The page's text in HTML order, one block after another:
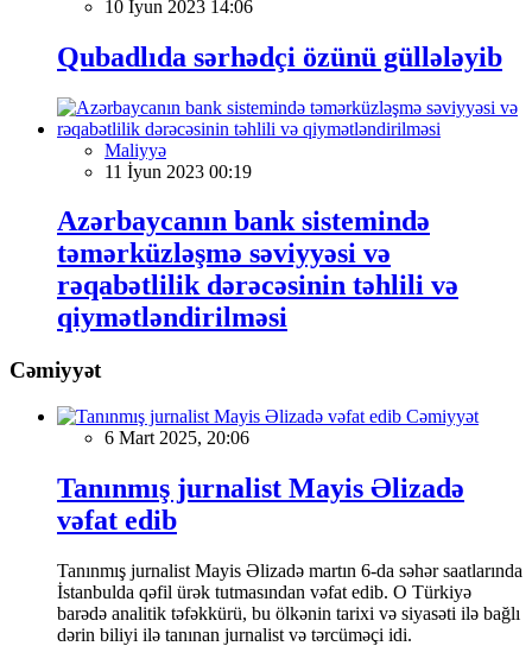
10 İyun 2023 14:06
Qubadlıda sərhədçi özünü güllələyib
Maliyyə
11 İyun 2023 00:19
Azərbaycanın bank sistemində
təmərküzləşmə səviyyəsi və
rəqabətlilik dərəcəsinin təhlili və
qiymətləndirilməsi
Cəmiyyət
Cəmiyyət
6 Mart 2025, 20:06
Tanınmış jurnalist Mayis Əlizadə
vəfat edib
Tanınmış jurnalist Mayis Əlizadə martın 6-da səhər saatlarında
İstanbulda qəfil ürək tutmasından vəfat edib. O Türkiyə
barədə analitik təfəkkürü, bu ölkənin tarixi və siyasəti ilə bağlı
dərin biliyi ilə tanınan jurnalist və tərcüməçi idi.